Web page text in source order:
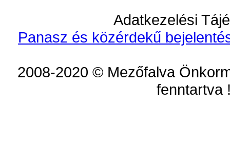
Adatkezelési
Panasz és közérdekű
2008-2020 © Mezőfalva
fenntartva